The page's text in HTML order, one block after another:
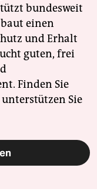
bundesweit
einen
und Erhalt
guten, frei
Finden Sie
Sie